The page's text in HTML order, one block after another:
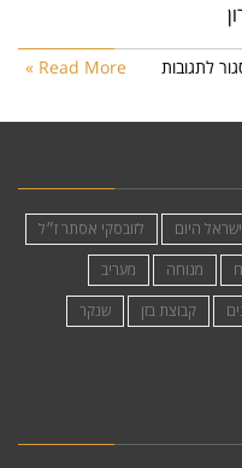
לתגובות Read More »
ישראל היום
לזובסקי אסתר ז״ל
מנוחה
מעריב
קבוצת בזן
שנקר